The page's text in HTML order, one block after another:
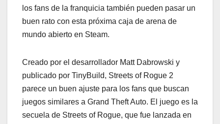
los fans de la franquicia también pueden pasar un
buen rato con esta próxima caja de arena de
mundo abierto en Steam.
Creado por el desarrollador Matt Dabrowski y
publicado por TinyBuild, Streets of Rogue 2
parece un buen ajuste para los fans que buscan
juegos similares a Grand Theft Auto. El juego es la
secuela de Streets of Rogue, que fue lanzada en